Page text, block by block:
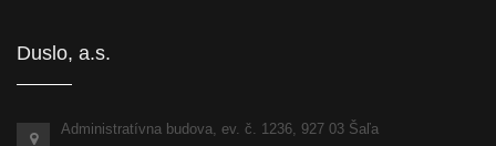
Duslo, a.s.
Administratívna budova, ev. č. 1236, 927 03 Šaľa